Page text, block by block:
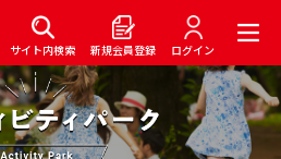
サイト内検索 新規会員登録 ログイン